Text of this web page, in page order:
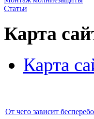
Статьи
Карта
Карта
От чего зависит